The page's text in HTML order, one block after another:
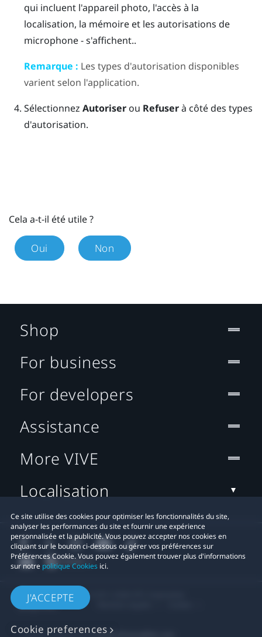
qui incluent l'appareil photo, l'accès à la
localisation, la mémoire et les autorisations de
microphone - s'affichent..
Remarque : Les types d'autorisation disponibles
varient selon l'application.
Sélectionnez Autoriserou Refuserà côté des types
d'autorisation.
Cela a-t-il été utile ?
Oui Non
Ce site utilise des cookies pour optimiser les fonctionnalités du site,
analyser les performances du site et fournir une expérience
personnalisée et la publicité. Vous pouvez accepter nos cookies en
cliquant sur le bouton ci-dessous ou gérer vos préférences sur
Préférences Cookie. Vous pouvez également trouver plus d'informations
sur notre politique Cookies ici.
J'ACCEPTE
Cookie preferences
Shop
For business
For developers
Assistance
More VIVE
Localisation
© 2011-2026 HTC Corporation
Contact confidentialité:Global-Privacy@htc.com